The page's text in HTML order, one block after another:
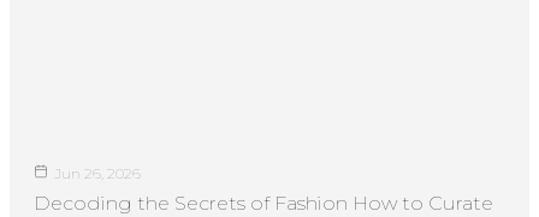
Jun 26, 2026
Decoding the Secrets of Fashion How to Curate